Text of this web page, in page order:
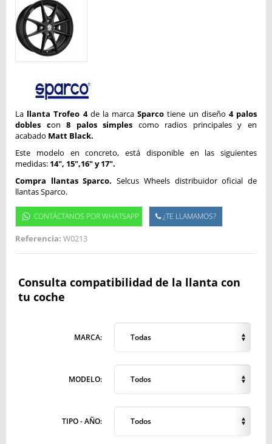
La llanta Trofeo 4 de la marcaSparco tiene un diseño 4 palos
dobles con 8 palos simples como radios principales y en
acabado Matt Black.
Este modelo en concreto, está disponible en las siguientes
medidas: 14", 15",16" y 17".
Compra llantas Sparco.Selcus Wheels distribuidor oficial de
llantas Sparco.
CONTÁCTANOS POR WHATSAPP ¿TE LLAMAMOS?
Referencia: W0213
Consulta compatibilidad de la llanta con
tu coche
MARCA: Todas
MODELO: Todos
TIPO - AÑO: Todos